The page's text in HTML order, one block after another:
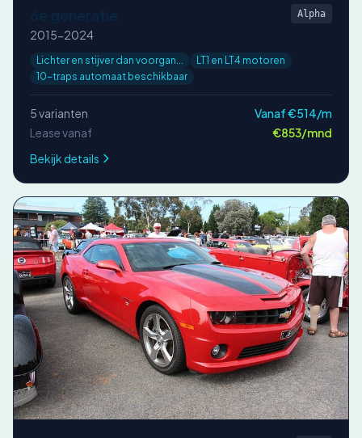
2015-2024
Alpha
Lichter en stijver dan voorgan...
LT1 en LT4 motoren
10-traps automaat beschikbaar
5 varianten
Vanaf €514/m
Lease vanaf
€853/mnd
Bekijk details